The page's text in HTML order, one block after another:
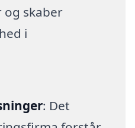
og skaber
i
: Det